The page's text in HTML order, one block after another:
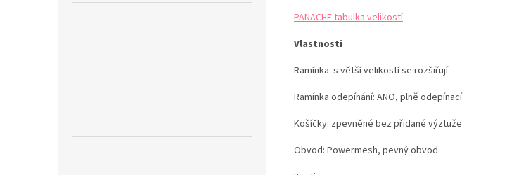
PANACHE tabulka velikostí
Vlastnosti
Ramínka: s větší velikostí se rozšiřují
Ramínka odepínání: ANO, plně odepínací
Košíčky: zpevněné bez přidané výztuže
Obvod: Powermesh, pevný obvod